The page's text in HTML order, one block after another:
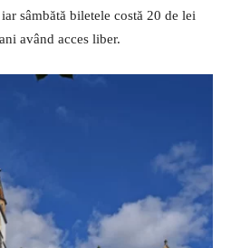
sâmbătă biletele costă 20 de lei
având acces liber.